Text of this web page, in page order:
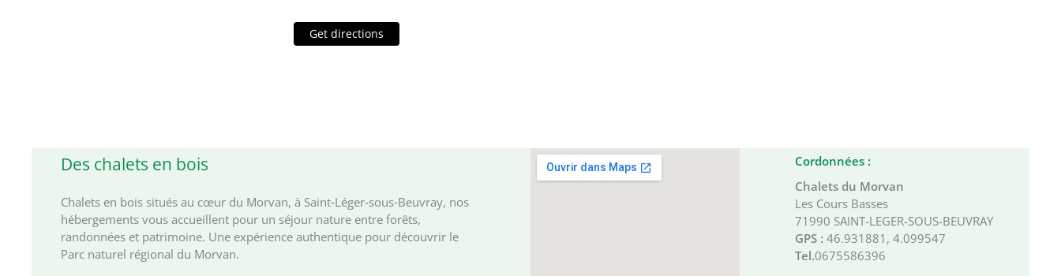
Get directions
Des chalets en bois
Chalets en bois situés au cœur du Morvan, à Saint‑Léger‑sous‑Beuvray, nos
hébergements vous accueillent pour un séjour nature entre forêts,
randonnées et patrimoine. Une expérience authentique pour découvrir le
Parc naturel régional du Morvan.
Cordonnées :
Chalets du Morvan
Les Cours Basses
71990 SAINT-LEGER-SOUS-BEUVRAY
GPS : 46.931881, 4.099547
Tel.0675586396